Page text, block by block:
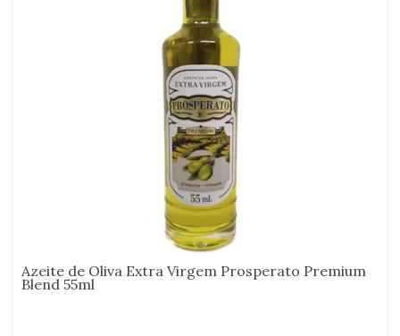
Azeite de Oliva Extra Virgem Prosperato Premium
Blend 55ml